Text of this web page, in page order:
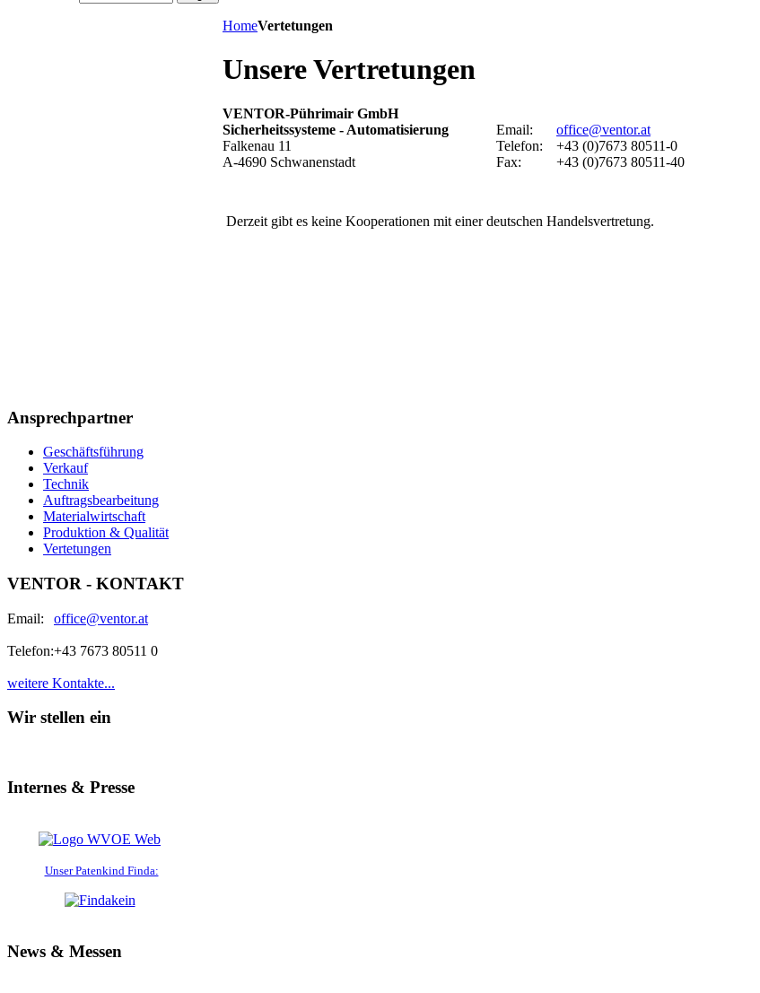
HomeVertetungen
Unsere Vertretungen
VENTOR-Pührimair GmbH
Sicherheitssysteme - Automatisierung
Falkenau 11
A-4690 Schwanenstadt
Email:
Telefon:
Fax:
office@ventor.at
+43 (0)7673 80511-0
+43 (0)7673 80511-40
Derzeit gibt es keine Kooperationen mit einer deutschen Handelsvertretung.
Ansprechpartner
Geschäftsführung
Verkauf
Technik
Auftragsbearbeitung
Materialwirtschaft
Produktion & Qualität
Vertetungen
VENTOR - KONTAKT
Email: office@ventor.at
Telefon:+43 7673 80511 0
weitere Kontakte...
Wir stellen ein
Internes & Presse
Unser Patenkind Finda:
News & Messen